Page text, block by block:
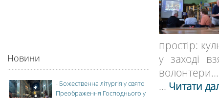
простір:
у заході
... Читати
Новини
- Божественна літургія у свято
Преображення Господнього у